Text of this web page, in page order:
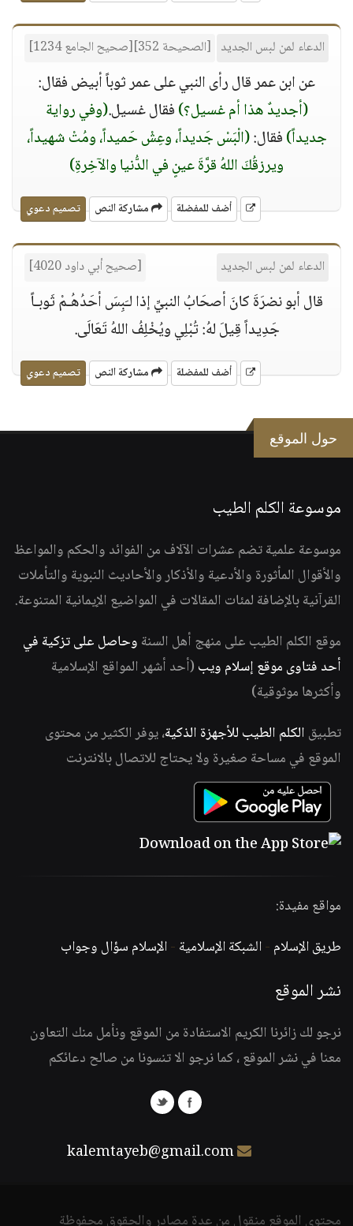
الدعاء لمن لبس الجديد [الصحيحة 352][صحيح الجامع 1234]
عن ابن عمر قال رأى النبي على عمر ثوباً أبيض فقال:
(أجديدٌ هذا أم غسيل؟)فقال غسيل.(وفي رواية
جديداً)فقال:(الْبَسْ جَديداً، وعِشْ حَميداً، ومُتْ شهيداً،
ويرزقُكَ اللهُ قرَّةَ عينٍ في الدُّنيا والآخِرةِ)
أضف للمفضلة مشاركة النص تصميم دعوي
الدعاء لمن لبس الجديد [صحيح أبي داود 4020]
قال أبو نضرَةَ كانَ أصحَابُ النبيِّ إذا لـَبِسَ أحَدُهُـمْ ثَوبـاً
جَدِيداً قِيلَ لهُ: تُبْلِي ويُخْلِفُ اللهُ تَعَالَى.
أضف للمفضلة مشاركة النص تصميم دعوي
حول الموقع
موسوعة الكلم الطيب
موسوعة علمية تضم عشرات الآلاف من الفوائد والحكم والمواعظ
والأقوال المأثورة والأدعية والأذكار والأحاديث النبوية والتأملات
القرآنية بالإضافة لمئات المقالات في المواضيع الإيمانية المتنوعة.
موقع الكلم الطيب على منهج أهل السنة وحاصل على تزكية في
أحد فتاوى موقع إسلام ويب (أحد أشهر المواقع الإسلامية
وأكثرها موثوقية)
تطبيق الكلم الطيب للأجهزة الذكية، يوفر الكثير من محتوى
الموقع في مساحة صغيرة ولا يحتاج للاتصال بالانترنت
مواقع مفيدة:
طريق الإسلام -الشبكة الإسلامية -الإسلام سؤال وجواب
نشر الموقع
نرجو لك زائرنا الكريم الاستفادة من الموقع ونأمل منك التعاون
معنا في نشر الموقع ، كما نرجو الا تنسونا من صالح دعائكم
kalemtayeb@gmail.com